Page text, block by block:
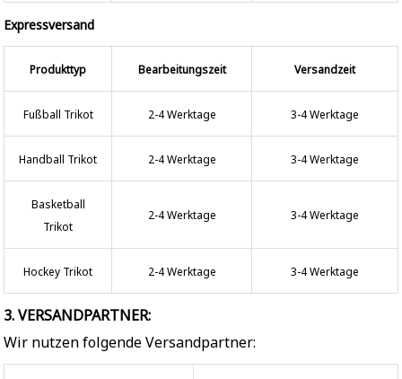
Expressversand
Produkttyp Bearbeitungszeit Versandzeit
Fußball Trikot 2-4 Werktage 3-4 Werktage
Handball Trikot 2-4 Werktage 3-4 Werktage
Basketball
Trikot
2-4 Werktage 3-4 Werktage
Hockey Trikot 2-4 Werktage 3-4 Werktage
3. VERSANDPARTNER:
Wir nutzen folgende Versandpartner: